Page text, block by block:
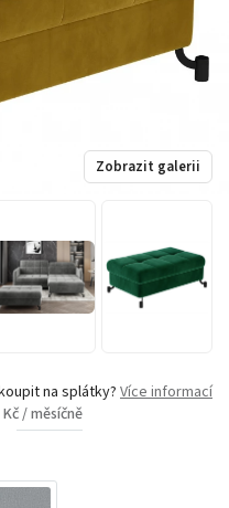
na splátky? Více informací
/ měsíčně
Zobrazit galerii